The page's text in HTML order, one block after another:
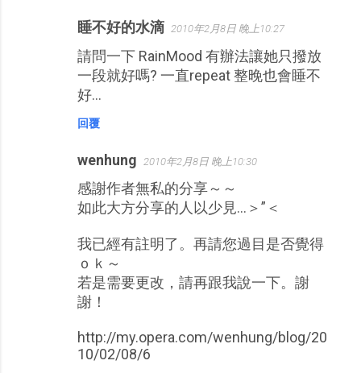
睡不好的水滴 2010年2月8日 晚上10:27
請問一下 RainMood 有辦法讓她只撥放
一段就好嗎? 一直repeat 整晚也會睡不
好...
回覆
wenhung 2010年2月8日 晚上10:30
感謝作者無私的分享～～
如此大方分享的人以少見…＞”＜
我已經有註明了。再請您過目是否覺得
ｏｋ～
若是需要更改，請再跟我說一下。謝
謝！
http://my.opera.com/wenhung/blog/20
10/02/08/6